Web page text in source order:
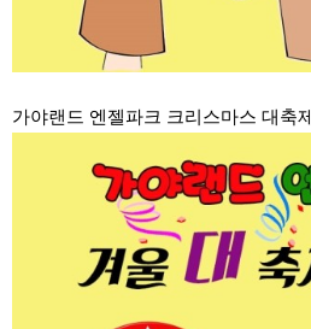
가야랜드 엔젤파크 크리스마스 대축제